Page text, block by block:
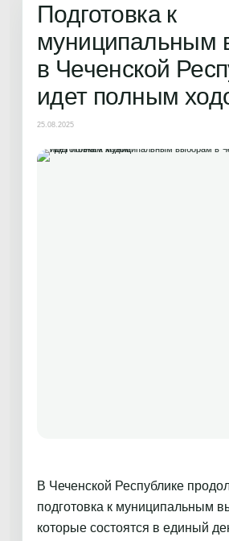
Подготовка к
муниципальным
в Чеченской
идет полным
25.08.2025
В Чеченской Республике
подготовка к муниципальным
которые состоятся в единый